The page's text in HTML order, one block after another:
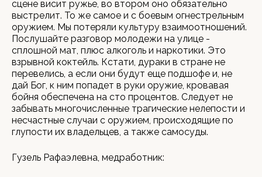
сцене висит ружье, во втором оно обязательно
выстрелит. То же самое и с боевым огнестрельным
оружием. Мы потеряли культуру взаимоотношений.
Послушайте разговор молодежи на улице -
сплошной мат, плюс алкоголь и наркотики. Это
взрывной коктейль. Кстати, дураки в стране не
перевелись, а если они будут еще подшофе и, не
дай Бог, к ним попадет в руки оружие, кровавая
бойня обеспечена на сто процентов. Следует не
забывать многочисленные трагические нелепости и
несчастные случаи с оружием, происходящие по
глупости их владельцев, а также самосуды.
Гузель Рафаэлевна, медработник: